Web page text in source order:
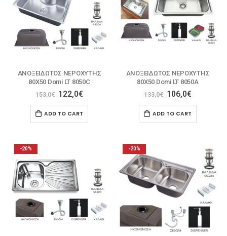
ΑΝΟΞΕΙΔΩΤΟΣ ΝΕΡΟΧΥΤΗΣ
80X50 Domi LT 8050C
153,0€ 122,0€
ADD TO CART
ΑΝΟΞΕΙΔΩΤΟΣ ΝΕΡΟΧΥΤΗΣ
80X50 Domi LT 8050A
133,0€ 106,0€
ADD TO CART
-20% -20%